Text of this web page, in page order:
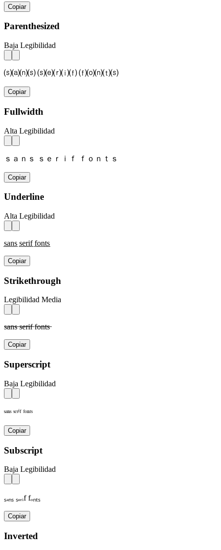
Copiar
Parenthesized
Baja Legibilidad
⒮⒜⒩⒮ ⒮⒠⒭⒤⒡ ⒡⒪⒩⒯⒮
Copiar
Fullwidth
Alta Legibilidad
ｓａｎｓ ｓｅｒｉｆ ｆｏｎｔｓ
Copiar
Underline
Alta Legibilidad
s̲a̲n̲s̲ s̲e̲r̲i̲f̲ f̲o̲n̲t̲s̲
Copiar
Strikethrough
Legibilidad Media
s̶a̶n̶s̶ s̶e̶r̶i̶f̶ f̶o̶n̶t̶s̶
Copiar
Superscript
Baja Legibilidad
ˢᵃⁿˢ ˢᵉʳⁱᶠ ᶠᵒⁿᵗˢ
Copiar
Subscript
Baja Legibilidad
ₛₐₙₛ ₛₑᵣᵢf fₒₙₜₛ
Copiar
Inverted